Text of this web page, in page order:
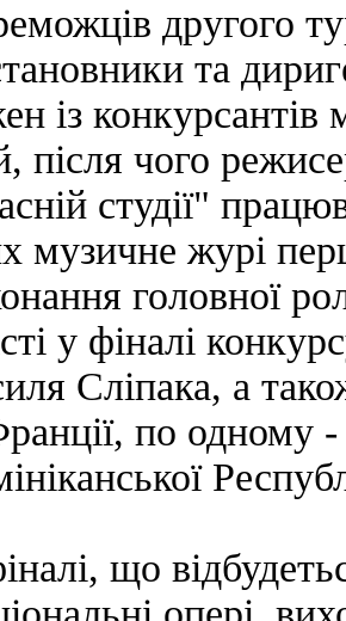
другого
та
із
після чого
студії"
музичне журі
головної
у фіналі
Сліпака, а
по одному -
що